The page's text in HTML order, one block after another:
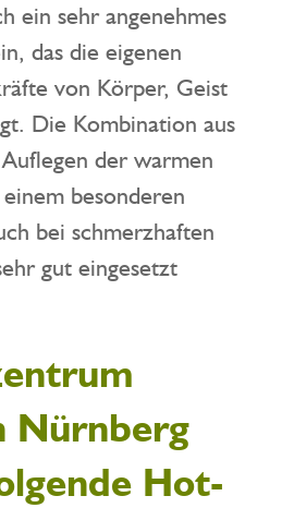
ein sehr angenehmes
das die eigenen
von Körper, Geist
Die Kombination aus
der warmen
besonderen
bei schmerzhaften
gut eingesetzt
Nürnberg
Hot-